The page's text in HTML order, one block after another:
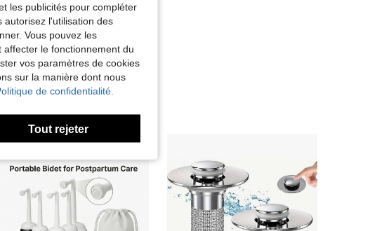
les publicités pour compléter
autorisez l'utilisation des
Vous pouvez les
le fonctionnement du
vos paramètres de cookies
sur la manière dont nous
de confidentialité.
Tout rejeter